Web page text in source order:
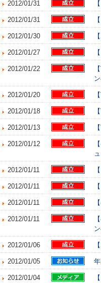
2012/01/31
2012/01/31
2012/01/30
2012/01/27
2012/01/22
2012/01/20
2012/01/18
2012/01/13
2012/01/12
2012/01/11
2012/01/11
2012/01/11
2012/01/11
2012/01/06
2012/01/05
2012/01/04